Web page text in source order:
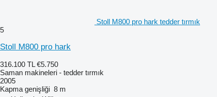
Stoll M800 pro hark tedder tırmık
5
Stoll M800 pro hark
316.100 TL €5.750
Saman makineleri - tedder tırmık
2005
Kapma genişliği 8 m